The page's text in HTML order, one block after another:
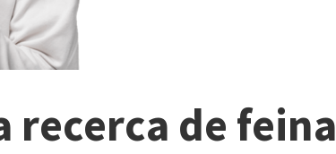
recerca de feina